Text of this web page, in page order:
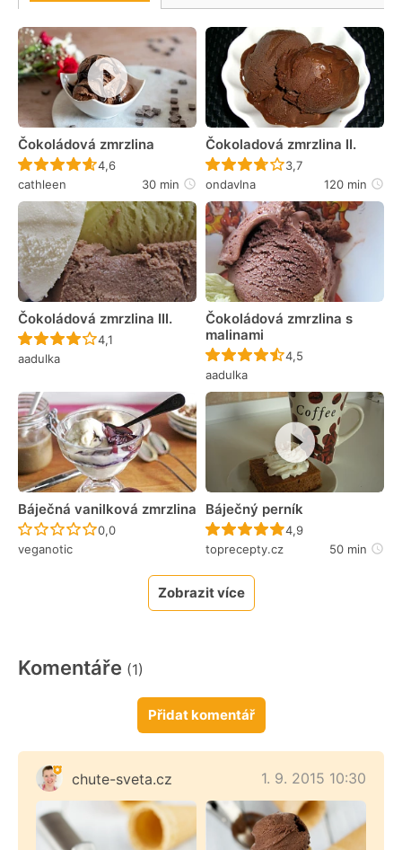
Čokoládová zmrzlina
Recept ještě nebyl hodnocen
4,6
cathleen
30 min
Čokoladová zmrzlina II.
Recept ještě nebyl
3,7
ondavlna
120 min
Čokoládová zmrzlina III.
Recept ještě nebyl hodnocen
4,1
aadulka
Čokoládová zmrzlina s
malinami
Recept ještě nebyl
4,5
aadulka
Báječná vanilková zmrzlina
Recept ještě nebyl hodnocen
0,0
veganotic
Báječný perník
Recept ještě nebyl
4,9
toprecepty.cz
50 min
Zobrazit více
Komentáře (1)
Přidat komentář
chute-sveta.cz 1. 9. 2015 10:30